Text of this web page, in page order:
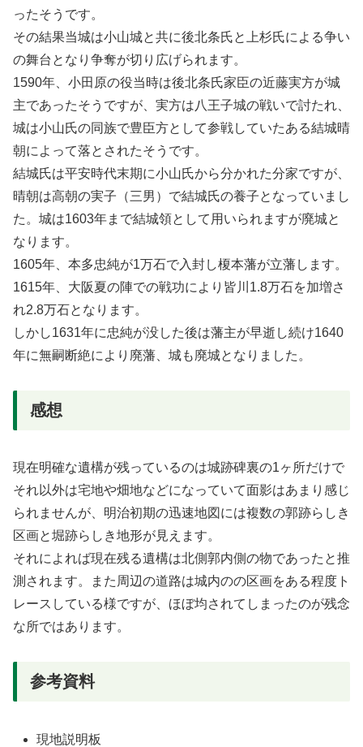
ったそうです。
その結果当城は小山城と共に後北条氏と上杉氏による争い
の舞台となり争奪が切り広げられます。
1590年、小田原の役当時は後北条氏家臣の近藤実方が城
主であったそうですが、実方は八王子城の戦いで討たれ、
城は小山氏の同族で豊臣方として参戦していたある結城晴
朝によって落とされたそうです。
結城氏は平安時代末期に小山氏から分かれた分家ですが、
晴朝は高朝の実子（三男）で結城氏の養子となっていまし
た。城は1603年まで結城領として用いられますが廃城と
なります。
1605年、本多忠純が1万石で入封し榎本藩が立藩します。
1615年、大阪夏の陣での戦功により皆川1.8万石を加増さ
れ2.8万石となります。
しかし1631年に忠純が没した後は藩主が早逝し続け1640
年に無嗣断絶により廃藩、城も廃城となりました。
感想
現在明確な遺構が残っているのは城跡碑裏の1ヶ所だけで
それ以外は宅地や畑地などになっていて面影はあまり感じ
られませんが、明治初期の迅速地図には複数の郭跡らしき
区画と堀跡らしき地形が見えます。
それによれば現在残る遺構は北側郭内側の物であったと推
測されます。また周辺の道路は城内のの区画をある程度ト
レースしている様ですが、ほぼ均されてしまったのが残念
な所ではあります。
参考資料
現地説明板